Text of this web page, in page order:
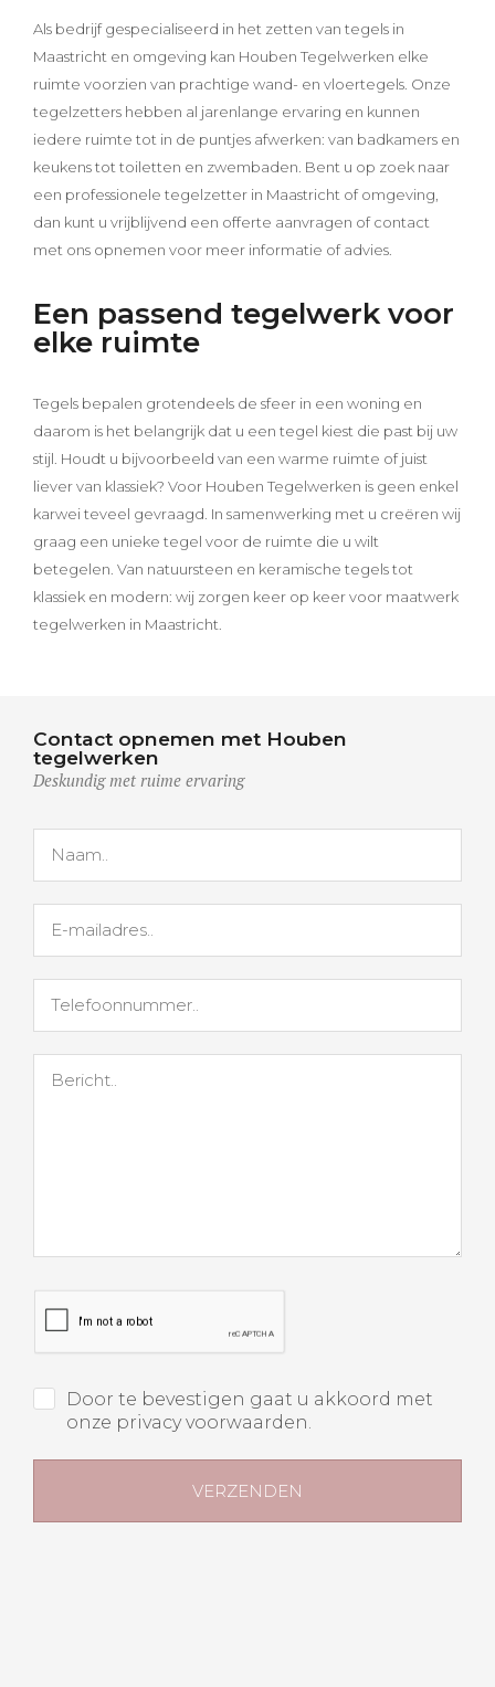
Als bedrijf gespecialiseerd in het zetten van tegels in
Maastricht en omgeving kan Houben Tegelwerken elke
ruimte voorzien van prachtige wand- en vloertegels. Onze
tegelzetters hebben al jarenlange ervaring en kunnen
iedere ruimte tot in de puntjes afwerken: van badkamers en
keukens tot toiletten en zwembaden. Bent u op zoek naar
een professionele tegelzetter in Maastricht of omgeving,
dan kunt u vrijblijvend een offerte aanvragen of contact
met ons opnemen voor meer informatie of advies.
Een passend tegelwerk voor
elke ruimte
Tegels bepalen grotendeels de sfeer in een woning en
daarom is het belangrijk dat u een tegel kiest die past bij uw
stijl. Houdt u bijvoorbeeld van een warme ruimte of juist
liever van klassiek? Voor Houben Tegelwerken is geen enkel
karwei teveel gevraagd. In samenwerking met u creëren wij
graag een unieke tegel voor de ruimte die u wilt
betegelen. Van natuursteen en keramische tegels tot
klassiek en modern: wij zorgen keer op keer voor maatwerk
tegelwerken in Maastricht.
Contact opnemen met Houben
tegelwerken
Deskundig met ruime ervaring
Door te bevestigen gaat u akkoord met
onze privacy voorwaarden.